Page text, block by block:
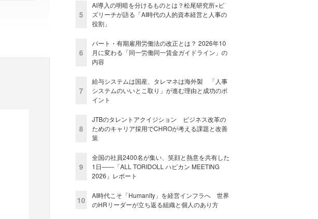
5
AI導入の明暗を分けるものとは？松尾研究所×ビ
ズリーチが語る「AI時代の人的資本経営と人事の
役割」
6
パート・有期雇用労働法の改正とは？ 2026年10
月に変わる「同一労働同一賃金ガイドライン」の
内容
7
給与システムは国産、タレマネは海外製 「人事
システムのいいとこ取り」が進む理由と成功のポ
イント
8
JTBのタレントアクイジション ビジネス改革の
ためのキャリア採用でCHROが考える課題と改善
策
9
全国の社員2400名が集い、笑顔と熱意を共有した
1日――「ALL TORIDOLL ハピカン MEETING
2026」レポート
10
AI時代こそ「Humanity」を経営インフラへ 世界
のHRリーダーが立ち返る組織と個人のあり方